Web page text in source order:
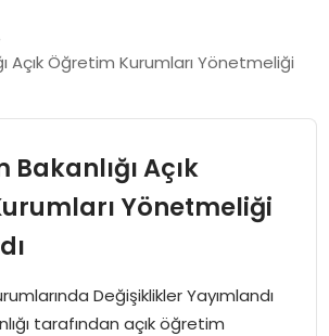
Açık Öğretim Kurumları Yönetmeliği
Bakanlığı Açık
Yönetmeliği
Değişiklikler Yayımlandı
tarafından açık öğretim